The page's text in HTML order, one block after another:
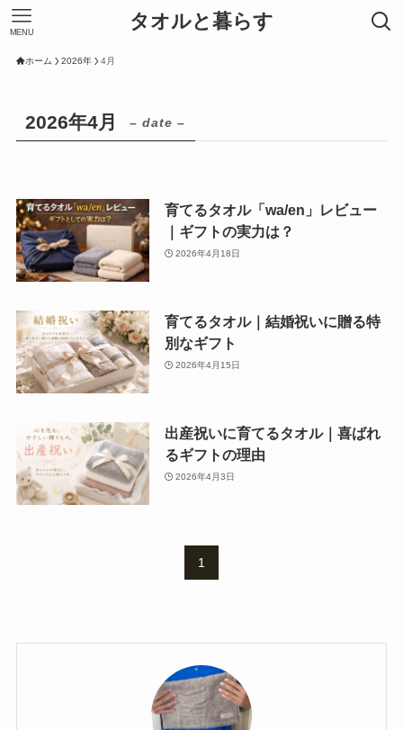
タオルと暮らす
MENU
ホーム 2026年 4月
2026年4月 – date –
育てるタオル「wa/en」レビュー
｜ギフトの実力は？
2026年4月18日
育てるタオル｜結婚祝いに贈る特
別なギフト
2026年4月15日
出産祝いに育てるタオル｜喜ばれ
るギフトの理由
2026年4月3日
1